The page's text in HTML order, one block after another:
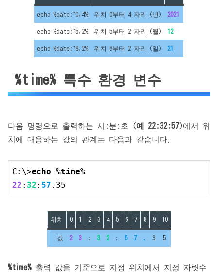
echo %date:~0,4% 위치 0부터 4 자리 (년) 2021
echo %date:~5,2% 위치 5부터 2 자리 (월) 12
echo %date:~8,2% 위치 8부터 2 자리 (일) 21
%time% 특수 환경 변수
다음 명령으로 출력하는 시:분:초 (예 22:32:57)에서 위
치에 대응하는 값의 관계는 다음과 같습니다.
C:\>echo %time%
22 : 32 : 57 .35
위치 0 1 2 3 4 5 6 7 8 9 10
값 2 3 : 3 2 : 5 7 . 3 5
%time% 출력 값을 기준으로 지정 위치에서 지정 자릿수